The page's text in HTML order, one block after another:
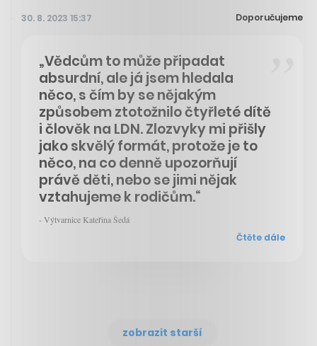
30. 8. 2023 15:37 Doporučujeme
„Vědcům to může připadat
absurdní, ale já jsem hledala
něco, s čím by se nějakým
způsobem ztotožnilo čtyřleté dítě
i člověk na LDN. Zlozvyky mi přišly
jako skvělý formát, protože je to
něco, na co denně upozorňují
právě děti, nebo se jimi nějak
vztahujeme k rodičům.“
- Výtvarnice Kateřina Šedá
Čtěte dále
zobrazit starší